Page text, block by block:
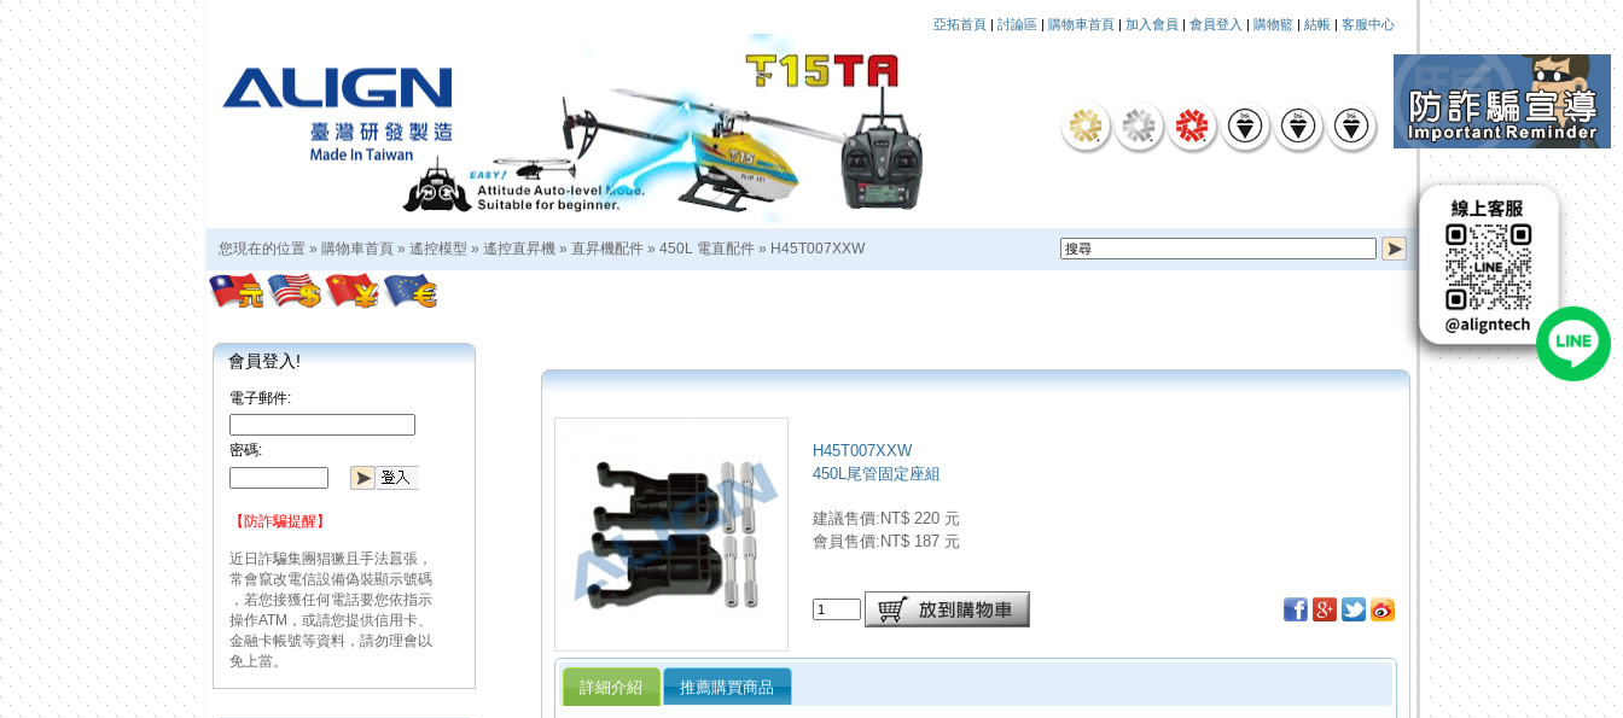
亞拓首頁 | 討論區 | 購物車首頁 | 加入會員 | 會員登入 | 購物籃 | 結帳 | 客服中心
您現在的位置 » 購物車首頁 » 遙控模型 » 遙控直昇機 » 直昇機配件 » 450L 電直配件 » H45T007XXW
會員登入!
電子郵件:
密碼:
【防詐騙提醒】
近日詐騙集團猖獗且手法囂張，
常會竄改電信設備偽裝顯示號碼
，若您接獲任何電話要您依指示
操作ATM，或請您提供信用卡、
金融卡帳號等資料，請勿理會以
免上當。
H45T007XXW
450L尾管固定座組
建議售價:NT$ 220 元
會員售價:NT$ 187 元
詳細介紹 推薦購買商品